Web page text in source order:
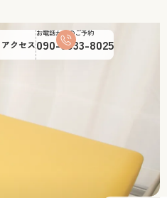
お電話からのご予約
090-6933-8025